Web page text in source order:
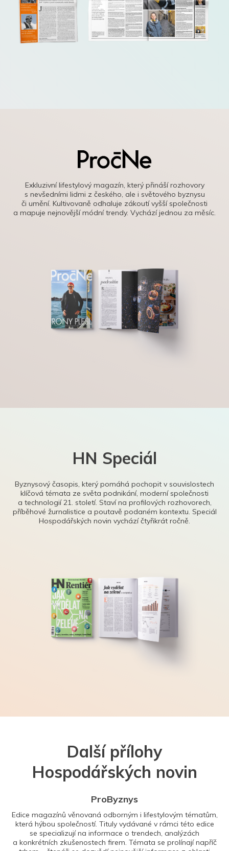
Exkluzivní lifestylový magazín, který přináší rozhovory
s nevšedními lidmi z českého, ale i světového byznysu
či umění. Kultivovaně odhaluje zákoutí vyšší společnosti
a mapuje nejnovější módní trendy. Vychází jednou za měsíc.
HN Speciál
Byznysový časopis, který pomáhá pochopit v souvislostech
klíčová témata ze světa podnikání, moderní společnosti
a technologií 21. století. Staví na profilových rozhovorech,
příběhové žurnalistice a poutavě podaném kontextu. Speciál
Hospodářských novin vychází čtyřikrát ročně.
Další přílohy
Hospodářských novin
ProByznys
Edice magazínů věnovaná odborným i lifestylovým tématům,
která hýbou společností. Tituly vydávané v rámci této edice
se specializují na informace o trendech, analýzách
a konkrétních zkušenostech firem. Témata se prolínají napříč